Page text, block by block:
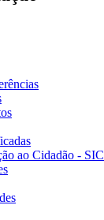
ao Cidadão - SIC